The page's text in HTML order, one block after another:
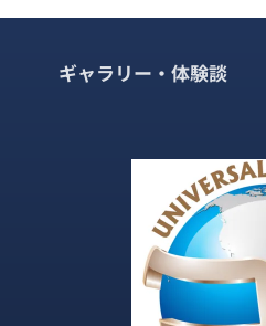
ギャラリー・体験談